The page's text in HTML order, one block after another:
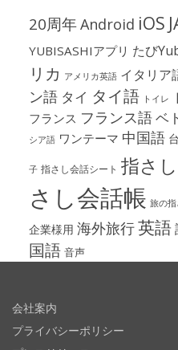
20周年Android iOS
YUBISASHIアプリ たび
リカ アメリカ英語 イタリア
ン語 タイ タイ語 トイレ
フランス フランス語ベ
シア語 ワンテーマ 中国語
子 指さし会話シート 指さ
さし会話帳 旅の
企業様用 海外旅行英語
国語 音声
会社案内
プライバシーポリシー